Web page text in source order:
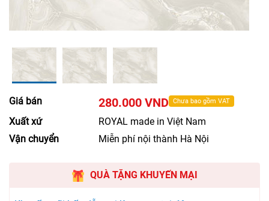
Giá bán 280.000 VND Chưa bao gồm VAT
Xuất xứ
ROYAL made in Việt Nam
Vận chuyển
Miễn phí nội thành Hà Nội
QUÀ TẶNG KHUYẾN MẠI